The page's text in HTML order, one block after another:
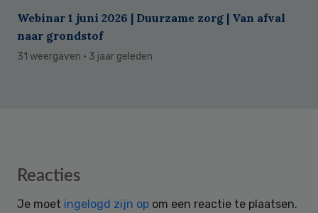
Webinar 1 juni 2026 | Duurzame zorg | Van afval
naar grondstof
31 weergaven · 3 jaar geleden
Reader
Reacties
Je moet ingelogd zijn op om een reactie te plaatsen.